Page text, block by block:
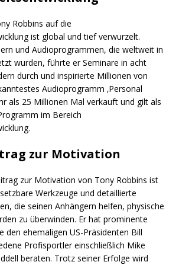
Robbins auf die
ist global und tief verwurzelt.
und Audioprogrammen, die weltweit in
wurden, führte er Seminare in acht
durch und inspirierte Millionen von
Audioprogramm ‚Personal
als 25 Millionen Mal verkauft und gilt als
im Bereich
zur Motivation
zur Motivation von Tony Robbins ist
Werkzeuge und detaillierte
die seinen Anhängern helfen, physische
zu überwinden. Er hat prominente
den ehemaligen US-Präsidenten Bill
Profisportler einschließlich Mike
beraten. Trotz seiner Erfolge wird